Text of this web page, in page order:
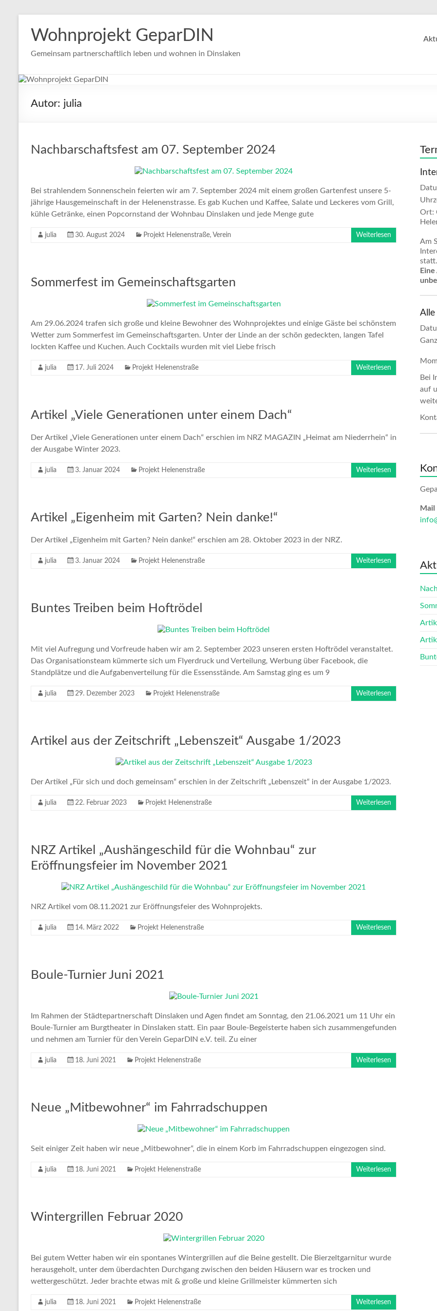
Inhalt
springen
Wohnprojekt GeparDIN
Gemeinsam partnerschaftlich leben und wohnen in Dinslaken
Autor: julia
Nachbarschaftsfest am 07. September 2024
Bei strahlendem Sonnenschein feierten wir am 7. September 2024 mit einem großen Gartenfest unsere 5-
jährige Hausgemeinschaft in der Helenenstrasse. Es gab Kuchen und Kaffee, Salate und Leckeres vom Grill,
kühle Getränke, einen Popcornstand der Wohnbau Dinslaken und jede Menge gute
julia 30. August 2024 Projekt Helenenstraße, Verein Weiterlesen
Sommerfest im Gemeinschaftsgarten
Am 29.06.2024 trafen sich große und kleine Bewohner des Wohnprojektes und einige Gäste bei schönstem
Wetter zum Sommerfest im Gemeinschaftsgarten. Unter der Linde an der schön gedeckten, langen Tafel
lockten Kaffee und Kuchen. Auch Cocktails wurden mit viel Liebe frisch
julia 17. Juli 2024 Projekt Helenenstraße Weiterlesen
Artikel „Viele Generationen unter einem Dach“
Der Artikel „Viele Generationen unter einem Dach“ erschien im NRZ MAGAZIN „Heimat am Niederrhein“ in
der Ausgabe Winter 2023.
julia 3. Januar 2024 Projekt Helenenstraße Weiterlesen
Artikel „Eigenheim mit Garten? Nein danke!“
Der Artikel „Eigenheim mit Garten? Nein danke!“ erschien am 28. Oktober 2023 in der NRZ.
julia 3. Januar 2024 Projekt Helenenstraße Weiterlesen
Buntes Treiben beim Hoftrödel
Mit viel Aufregung und Vorfreude haben wir am 2. September 2023 unseren ersten Hoftrödel veranstaltet.
Das Organisationsteam kümmerte sich um Flyerdruck und Verteilung, Werbung über Facebook, die
Standplätze und die Aufgabenverteilung für die Essensstände. Am Samstag ging es um 9
julia 29. Dezember 2023 Projekt Helenenstraße Weiterlesen
Artikel aus der Zeitschrift „Lebenszeit“ Ausgabe 1/2023
Der Artikel „Für sich und doch gemeinsam“ erschien in der Zeitschrift „Lebenszeit“ in der Ausgabe 1/2023.
julia 22. Februar 2023 Projekt Helenenstraße Weiterlesen
NRZ Artikel „Aushängeschild für die Wohnbau“ zur
Eröffnungsfeier im November 2021
NRZ Artikel vom 08.11.2021 zur Eröffnungsfeier des Wohnprojekts.
julia 14. März 2022 Projekt Helenenstraße Weiterlesen
Boule-Turnier Juni 2021
Im Rahmen der Städtepartnerschaft Dinslaken und Agen findet am Sonntag, den 21.06.2021 um 11 Uhr ein
Boule-Turnier am Burgtheater in Dinslaken statt. Ein paar Boule-Begeisterte haben sich zusammengefunden
und nehmen am Turnier für den Verein GeparDIN e.V. teil. Zu einer
julia 18. Juni 2021 Projekt Helenenstraße Weiterlesen
Neue „Mitbewohner“ im Fahrradschuppen
Seit einiger Zeit haben wir neue „Mitbewohner“, die in einem Korb im Fahrradschuppen eingezogen sind.
julia 18. Juni 2021 Projekt Helenenstraße Weiterlesen
Wintergrillen Februar 2020
Bei gutem Wetter haben wir ein spontanes Wintergrillen auf die Beine gestellt. Die Bierzeltgarnitur wurde
herausgeholt, unter dem überdachten Durchgang zwischen den beiden Häusern war es trocken und
wettergeschützt. Jeder brachte etwas mit & große und kleine Grillmeister kümmerten sich
julia 18. Juni 2021 Projekt Helenenstraße Weiterlesen
Ort:
Am
statt.
Bei
auf
Mail